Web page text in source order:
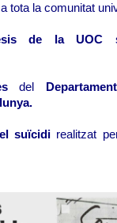
tota la comunitat
de la UOC
del
suïcidi realitzat